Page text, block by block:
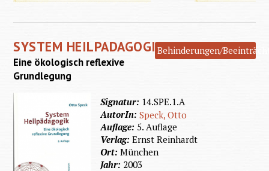
SYSTEM HEILPADAGOGIKBehinderungen/
Eine ökologisch reflexive
Grundlegung
Signatur: 14.SPE.1.A
AutorIn:Speck, Otto
Auflage: 5. Auflage
Verlag:Ernst Reinhardt
Ort:München
Jahr: 2003